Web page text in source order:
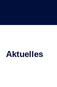
Aktuelles